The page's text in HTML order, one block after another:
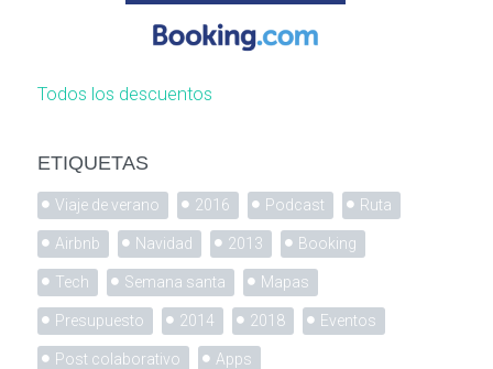
Todos los descuentos
ETIQUETAS
Viaje de verano 2016 Podcast Ruta
Airbnb Navidad 2013 Booking
Tech Semana santa Mapas
Presupuesto 2014 2018 Eventos
Post colaborativo Apps